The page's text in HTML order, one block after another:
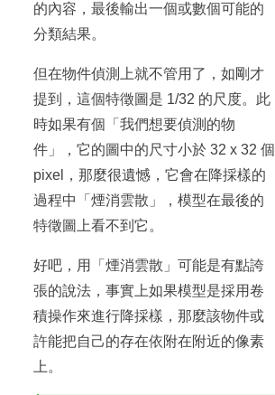
的內容，最後輸出一個或數個可能的
分類結果。
但在物件偵測上就不管用了，如剛才
提到，這個特徵圖是 1/32 的尺度。此
時如果有個「我們想要偵測的物
件」，它的圖中的尺寸小於 32 x 32 個
pixel，那麼很遺憾，它會在降採樣的
過程中「煙消雲散」，模型在最後的
特徵圖上看不到它。
好吧，用「煙消雲散」可能是有點誇
張的說法，事實上如果模型是採用卷
積操作來進行降採樣，那麼該物件或
許能把自己的存在依附在附近的像素
上。